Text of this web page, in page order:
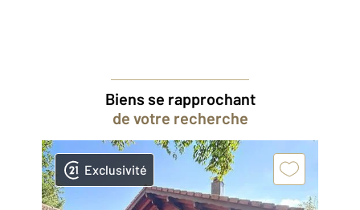
Biens se rapprochant
de votre recherche
Exclusivité